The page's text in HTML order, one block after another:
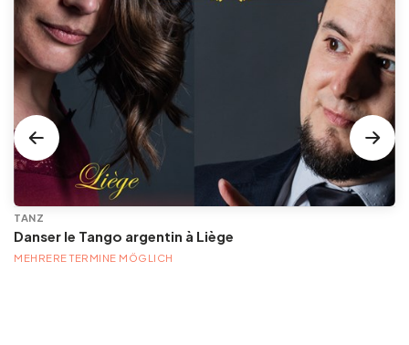
TANZ
Danser le Tango argentin à Liège
MEHRERE TERMINE MÖGLICH